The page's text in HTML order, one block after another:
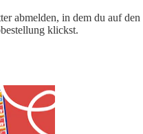
abmelden, in dem du auf den
klickst.